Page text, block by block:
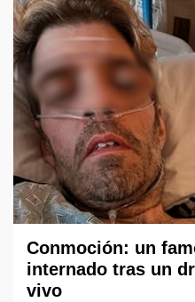
Conmoción: un
internado tras un
vivo